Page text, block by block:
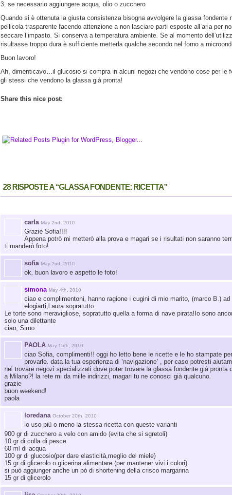
3. se necessario aggiungere acqua, olio o zucchero
Quando si è ottenuta la giusta consistenza bisogna avvolgere la glassa fondente
pellicola trasparente facendo attenzione a non lasciare parti esposte all’aria per
seccare l’impasto. Si conserva a temperatura ambiente. Se al momento
risultasse troppo dura è sufficiente metterla qualche secondo nel forno a
Buon lavoro!
Ah, dimenticavo…il glucosio si compra in alcuni negozi che vendono cose per le
gli stessi che vendono la glassa già pronta!
Share this nice post:
28 RISPOSTE A “GLASSA FONDENTE: RICETTA”
carla May 2nd, 2010
Grazie Sofia!!!!
Appena potrò mi metterò alla prova e magari se i risultati non saranno
ti manderò foto!
sofia May 2nd, 2010
ok, buon lavoro e aspetto le foto!
simona May 4th, 2010
ciao e complimentoni, hanno ragione i cugini di mio marito, (marco B.) ad
elogiarti,Laura sopratutto.
Le torte sono meravigliose, sopratutto quella a forma di nave pirata!Io sono
solo una dilettante
ciao, Simo
PAOLA May 15th, 2010
ciao Sofia, complimenti!! oggi ho letto bene le ricette e le ho stampate per
provarle. data la tua esperienza di ‘navigazione’ , per caso potresti
nel trovare negozi specializzati dove poter trovare la glassa fondente già pronta
a Milano?! la rete mi da mille indirizzi, magari tu ne conosci già qualcuno.
grazie
buon weekend!
paola
loredana October 20th, 2010
io uso più o meno la stessa ricetta con queste varianti
900 gr di zucchero a velo con amido (evita che si sgretoli)
10 gr di colla di pesce
60 ml di acqua
100 gr di glucosio(per dare elasticità,meglio del miele)
15 gr di glicerolo o glicerina alimentare (per mantener vivi i colori)
si può aggiunger anche un pò di shortening della crisco margarina
15 gr di glicerolo